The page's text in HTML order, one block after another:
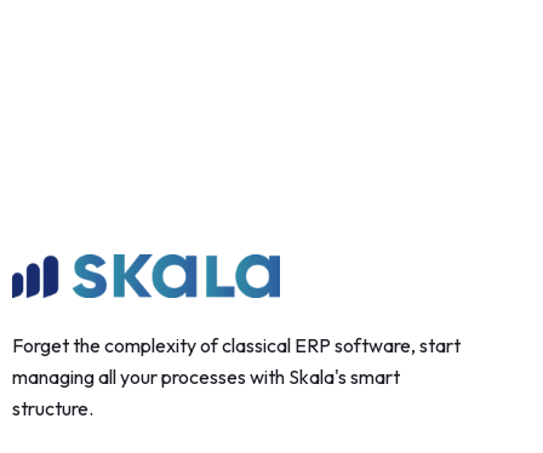
Forget the complexity of classical ERP software, start
managing all your processes with Skala's smart
structure.